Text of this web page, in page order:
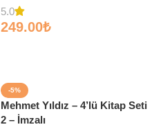
5.0
249.00₺
-5%
Mehmet Yıldız – 4’lü Kitap Seti
2 – İmzalı